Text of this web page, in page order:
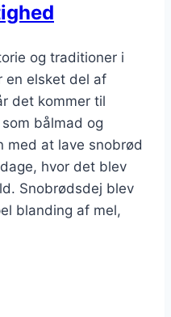
og traditioner i
en elsket del af
det kommer til
bålmad og
med at lave snobrød
hvor det blev
Snobrødsdej blev
blanding af mel,